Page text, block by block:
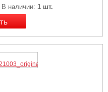
В наличии: 1 шт.